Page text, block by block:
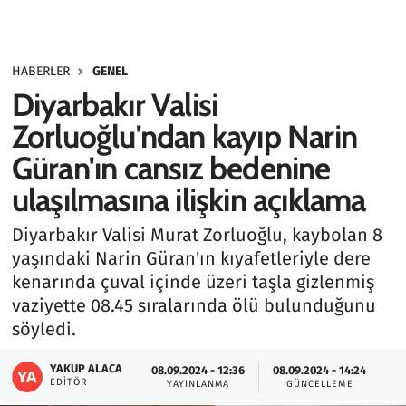
HABERLER GENEL
Diyarbakır Valisi
Zorluoğlu'ndan kayıp Narin
Güran'ın cansız bedenine
ulaşılmasına ilişkin açıklama
Diyarbakır Valisi Murat Zorluoğlu, kaybolan 8
yaşındaki Narin Güran'ın kıyafetleriyle dere
kenarında çuval içinde üzeri taşla gizlenmiş
vaziyette 08.45 sıralarında ölü bulunduğunu
söyledi.
YAKUP ALACA
EDITÖR
08.09.2024 - 12:36
YAYINLANMA
08.09.2024 - 14:24
GÜNCELLEME
Haber
Kültür Sanat
Kurumsal Haberler
Lezzet Durağı
Memur ve Kamu
Otomobil
Ramazan